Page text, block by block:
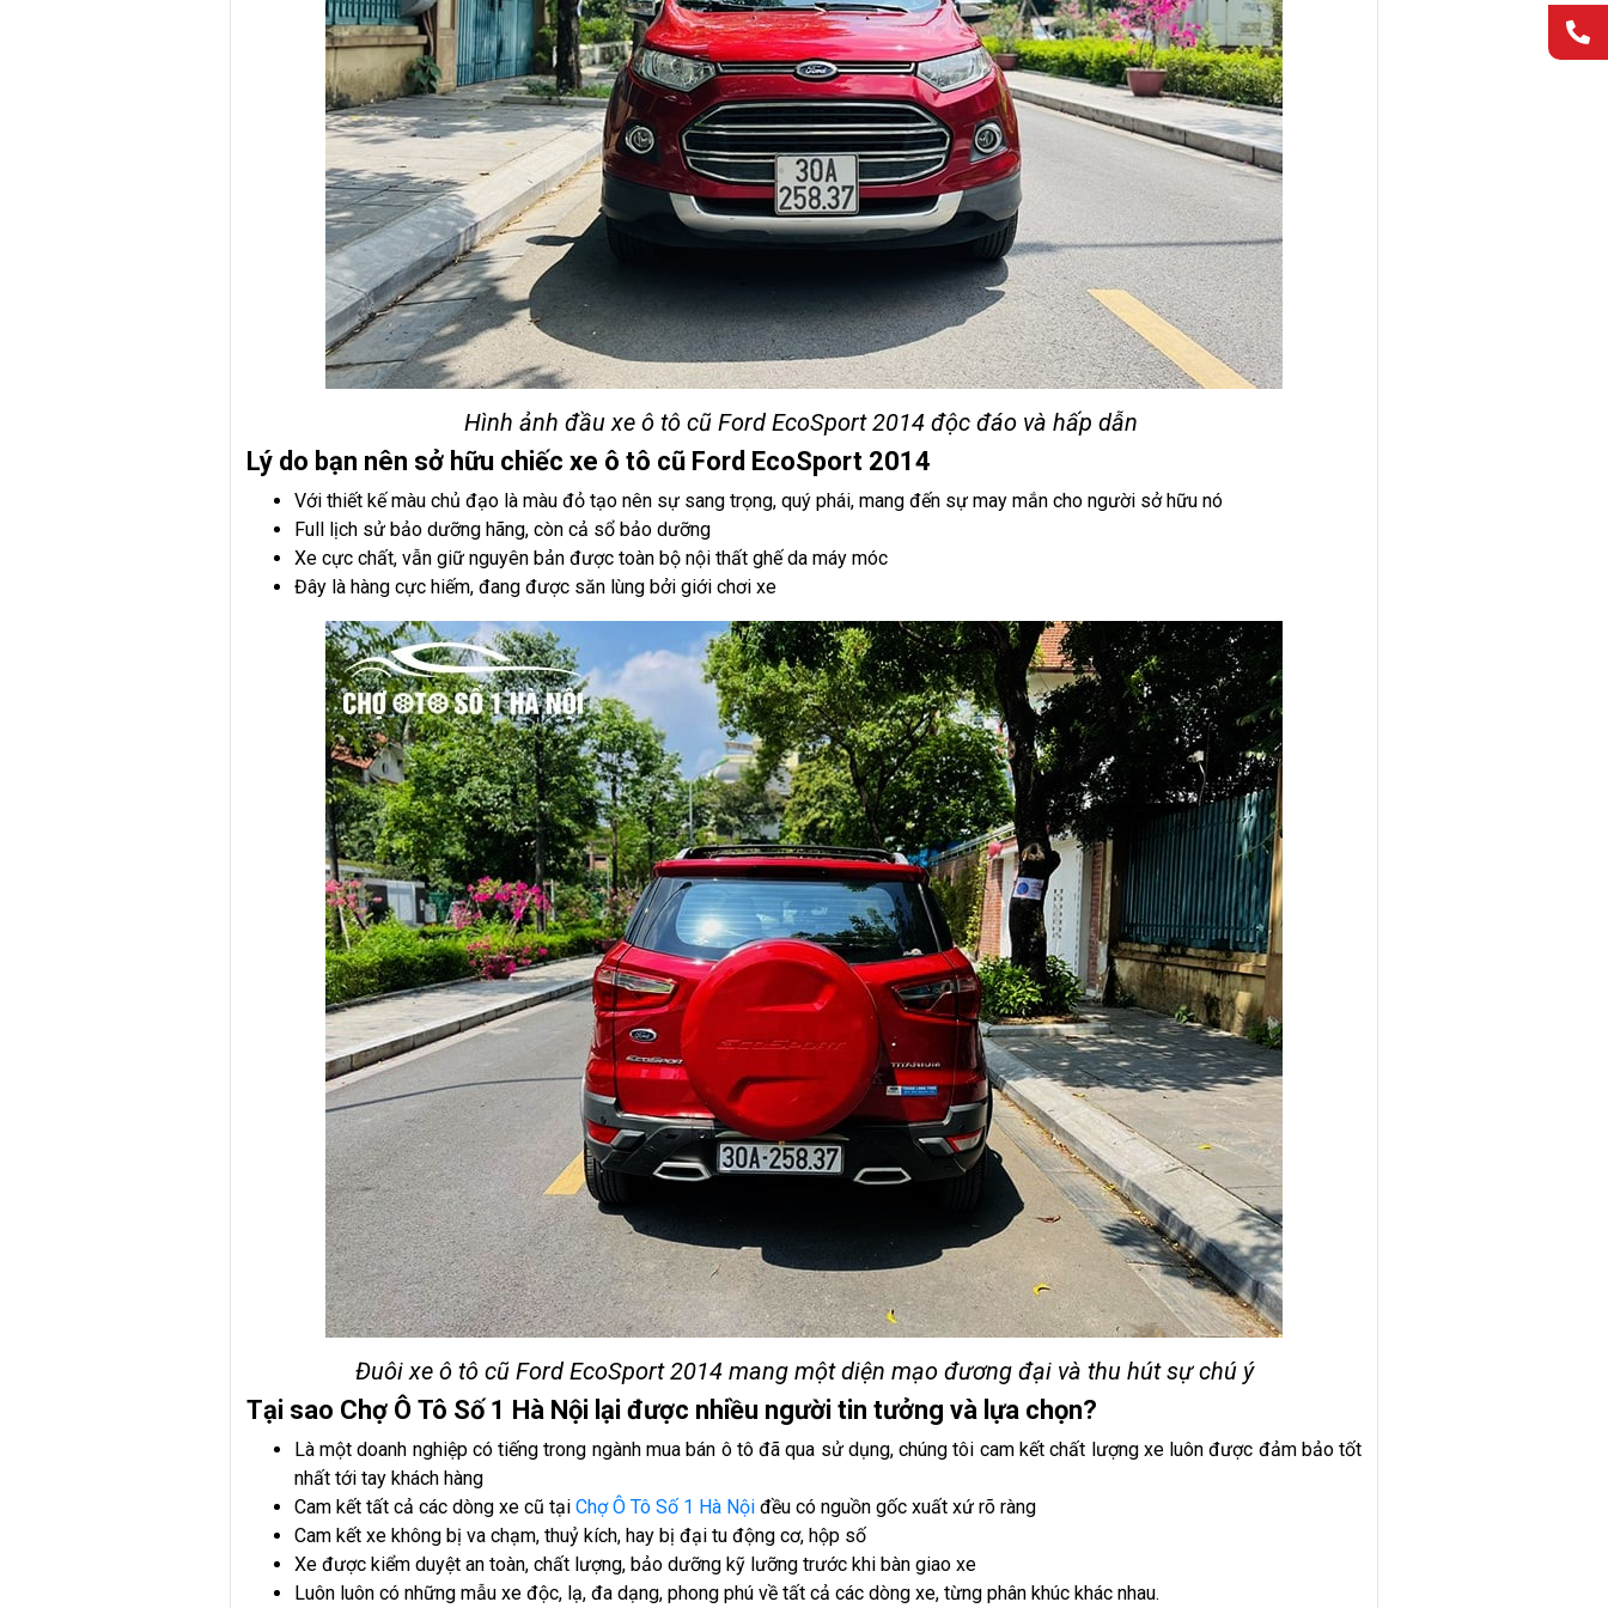
Hình ảnh đầu xe ô tô cũ Ford EcoSport 2014 độc đáo và hấp dẫn
Lý do bạn nên sở hữu chiếc xe ô tô cũ Ford EcoSport 2014
Với thiết kế màu chủ đạo là màu đỏ tạo nên sự sang trọng, quý phái, mang đến sự may mắn cho người sở hữu nó
Full lịch sử bảo dưỡng hãng, còn cả sổ bảo dưỡng
Xe cực chất, vẫn giữ nguyên bản được toàn bộ nội thất ghế da máy móc
Đây là hàng cực hiếm, đang được săn lùng bởi giới chơi xe
Đuôi xe ô tô cũ Ford EcoSport 2014 mang một diện mạo đương đại và thu hút sự chú ý
Tại sao Chợ Ô Tô Số 1 Hà Nội lại được nhiều người tin tưởng và lựa chọn?
Là một doanh nghiệp có tiếng trong ngành mua bán ô tô đã qua sử dụng, chúng tôi cam kết chất lượng xe luôn được đảm bảo tốt
nhất tới tay khách hàng
Cam kết tất cả các dòng xe cũ tại Chợ Ô Tô Số 1 Hà Nộiđều có nguồn gốc xuất xứ rõ ràng
Cam kết xe không bị va chạm, thuỷ kích, hay bị đại tu động cơ, hộp số
Xe được kiểm duyệt an toàn, chất lượng, bảo dưỡng kỹ lưỡng trước khi bàn giao xe
Luôn luôn có những mẫu xe độc, lạ, đa dạng, phong phú về tất cả các dòng xe, từng phân khúc khác nhau.